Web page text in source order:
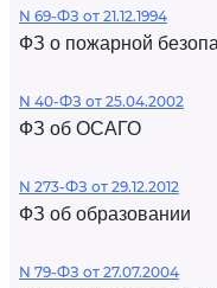
N 69-ФЗ от 21.12.1994
ФЗ о пожарной
N 40-ФЗ от 25.04.2002
ФЗ об ОСАГО
N 273-ФЗ от 29.12.2012
ФЗ об образовании
N 79-ФЗ от 27.07.2004